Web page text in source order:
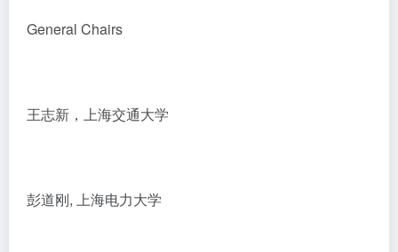
General Chairs
王志新，上海交通大学
彭道刚, 上海电力大学